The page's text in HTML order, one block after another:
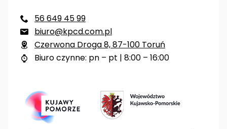
 56 649 45 99
 biuro@kpcd.com.pl
 Czerwona Droga 8, 87-100 Toruń
 Biuro czynne: pn – pt | 8:00 – 16:00